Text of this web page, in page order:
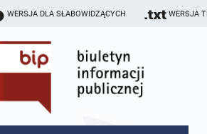
WERSJA DLA SŁABOWIDZĄCYCH WERSJA